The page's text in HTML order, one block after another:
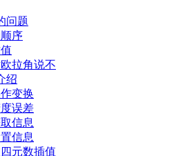
问题
序
拉角说不
绍
变换
误差
信息
信息
元数插值